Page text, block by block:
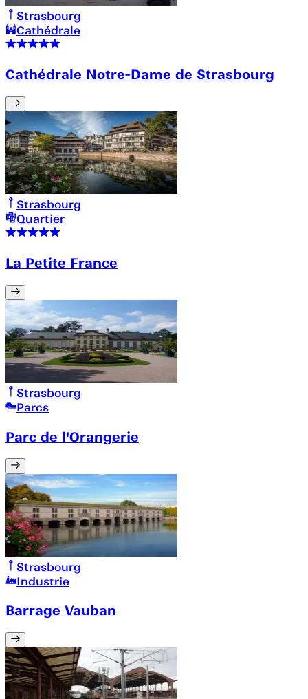
Strasbourg
Cathédrale
Cathédrale Notre-Dame de Strasbourg
Strasbourg
Quartier
La Petite France
Strasbourg
Parcs
Parc de l'Orangerie
Strasbourg
Industrie
Barrage Vauban